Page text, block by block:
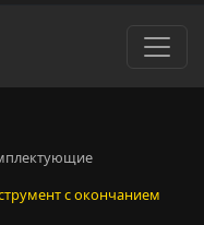
с окончанием